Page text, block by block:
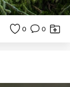
0 0